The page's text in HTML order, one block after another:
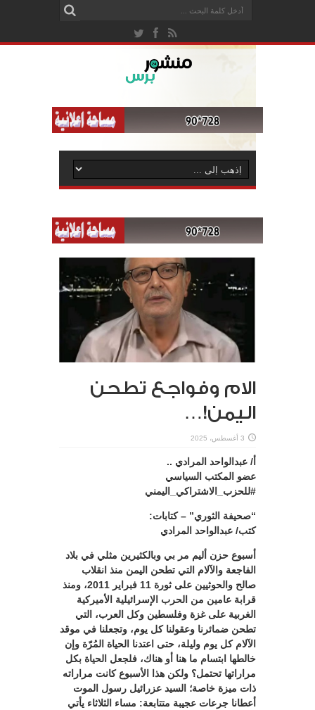
الام وفواجع تطحن
اليمن!…
3 أغسطس، 2025
أ/ عبدالواحد المرادي ..
عضو المكتب السياسي
#للحزب_الاشتراكي_اليمني
“صحيفة الثوري” – كتابات:
كتب/ عبدالواحد المرادي
أسبوع حزن أليم مر بي وبالكثيرين مثلي في بلاد
الفاجعة والآلام التي تطحن اليمن منذ انقلاب
صالح والحوثيين على ثورة 11 فبراير 2011، ومنذ
قرابة عامين من الحرب الإسرائيلية الأميركية
الغربية على غزة وفلسطين وكل العرب، التي
تطحن ضمائرنا وعقولنا كل يوم، وتجعلنا في موقد
الآلام كل يوم وليلة، حتى اعتدنا الحياة المُرّة وإن
خالطها ابتسام ما هنا أو هناك، فلجعل الحياة بكل
مراراتها تحتمل؟ ولكن هذا الأسبوع كانت مراراته
ذات ميزة خاصة؛ السيد عزرائيل رسول الموت
أعطانا جرعات عجيبة متتابعة: مساء الثلاثاء يأتي